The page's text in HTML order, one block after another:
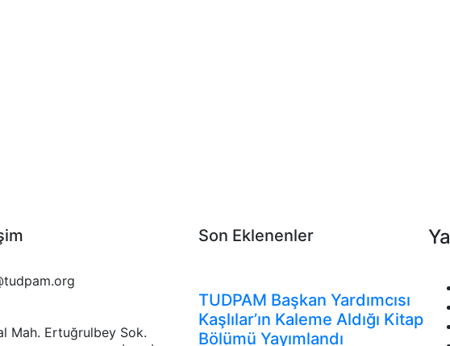
Mah. Ertuğrulbey Sok.
Son Eklenenler
TUDPAM Başkan Yardımcısı
Kaşlılar’ın Kaleme Aldığı Kitap
Bölümü Yayımlandı